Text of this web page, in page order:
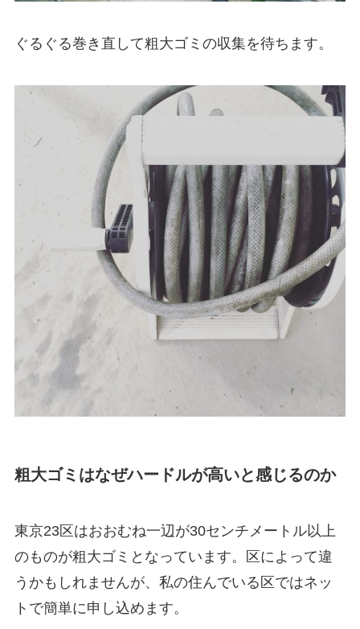
ぐるぐる巻き直して粗大ゴミの収集を待ちます。
粗大ゴミはなぜハードルが高いと感じるのか
東京23区はおおむね一辺が30センチメートル以上
のものが粗大ゴミとなっています。区によって違
うかもしれませんが、私の住んでいる区ではネッ
トで簡単に申し込めます。